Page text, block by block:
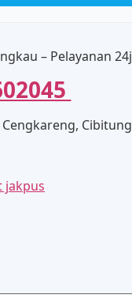
– Pelayanan
jakpus